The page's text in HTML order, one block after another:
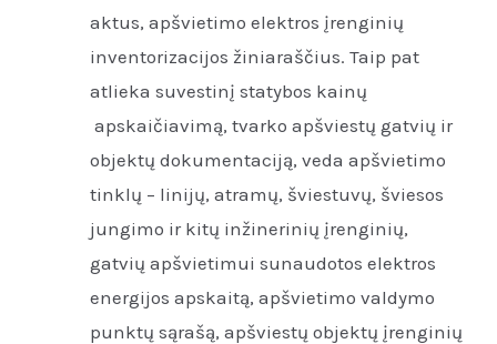
aktus, apšvietimo elektros įrenginių
inventorizacijos žiniaraščius. Taip pat
atlieka suvestinį statybos kainų
apskaičiavimą, tvarko apšviestų gatvių ir
objektų dokumentaciją, veda apšvietimo
tinklų – linijų, atramų, šviestuvų, šviesos
jungimo ir kitų inžinerinių įrenginių,
gatvių apšvietimui sunaudotos elektros
energijos apskaitą, apšvietimo valdymo
punktų sąrašą, apšviestų objektų įrenginių